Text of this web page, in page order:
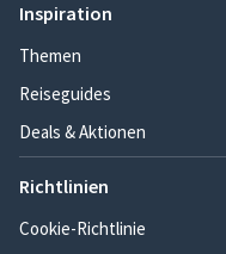
Inspiration
Themen
Reiseguides
Deals & Aktionen
Richtlinien
Cookie-Richtlinie